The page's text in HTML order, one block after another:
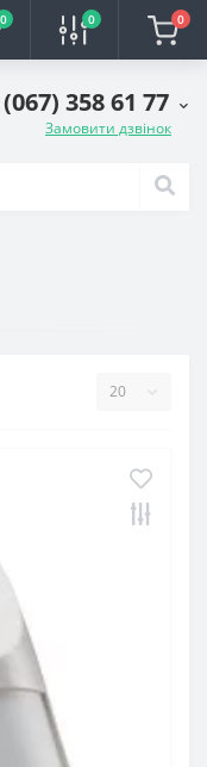
0 0 0
(067) 358 61 77
Замовити дзвінок